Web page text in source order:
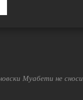
Муабети не